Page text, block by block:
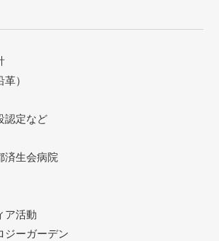
）
認定など
済生会病院
ア活動
ジーガーデン